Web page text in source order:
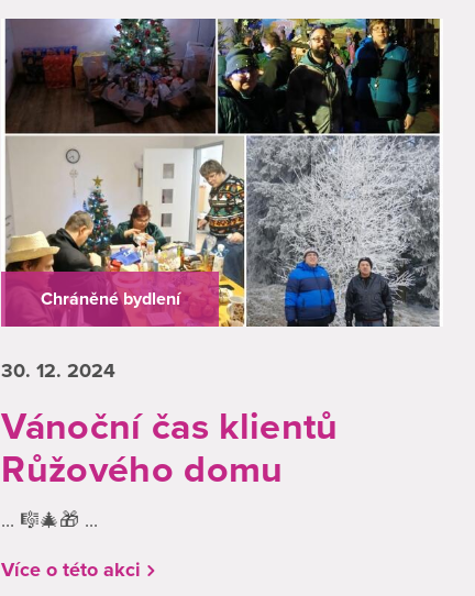
Chráněné bydlení
30. 12.2024
Vánoční čas klientů
Růžového domu
... 🎼🎄🎁 ...
Více o této akci